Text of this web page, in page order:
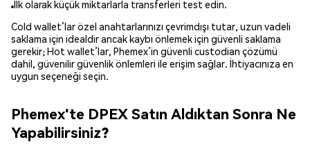
İlk olarak küçük miktarlarla transferleri test edin.
Cold wallet’lar özel anahtarlarınızı çevrimdışı tutar, uzun vadeli
saklama için idealdir ancak kaybı önlemek için güvenli saklama
gerekir; Hot wallet’lar, Phemex’in güvenli custodian çözümü
dahil, güvenilir güvenlik önlemleri ile erişim sağlar. İhtiyacınıza en
uygun seçeneği seçin.
Phemex'te DPEX Satın Aldıktan Sonra Ne
Yapabilirsiniz?